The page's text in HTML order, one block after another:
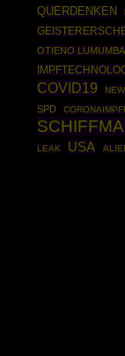
QUERDENKEN
OTIENO LUMUMBA
COVID19
SPD
LEAK USA